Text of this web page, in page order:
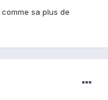
sa plus de